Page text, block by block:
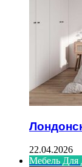
22.04.2026
Мебель Для